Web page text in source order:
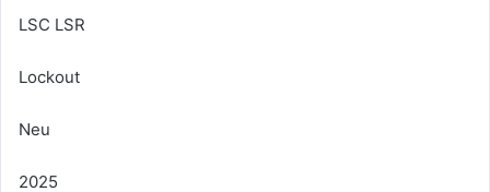
LSC LSR
Lockout
Neu
2025